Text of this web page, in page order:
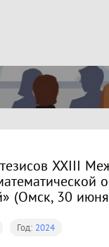
XXIII
(Омск, 30
Год: 2024